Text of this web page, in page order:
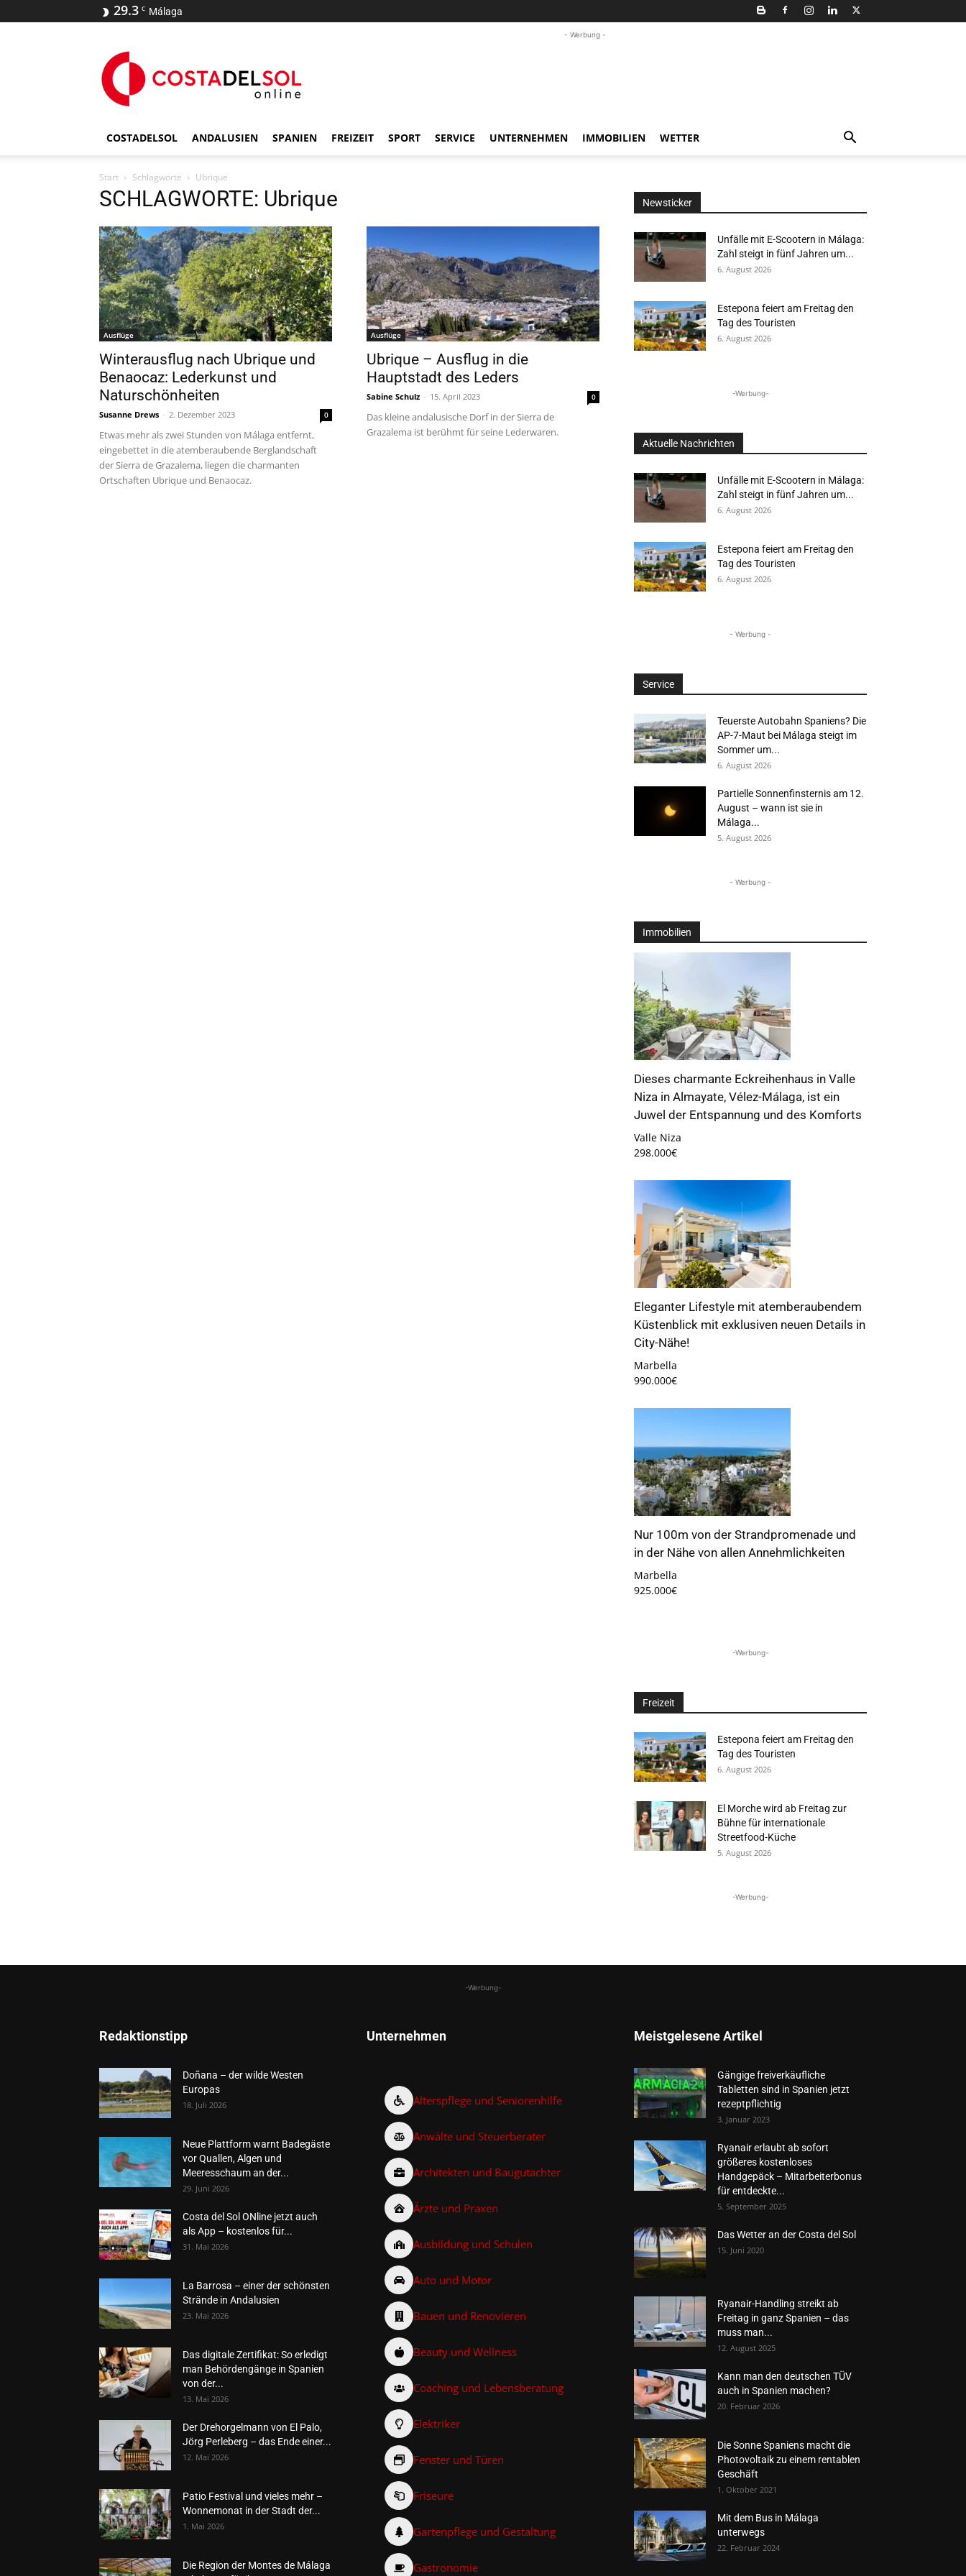
29.3 C Málaga
- Werbung -
COSTADELSOL ANDALUSIEN SPANIEN FREIZEIT SPORT SERVICE UNTERNEHMEN IMMOBILIEN WETTER
Start Schlagworte Ubrique
SCHLAGWORTE: Ubrique
Ausflüge
Winterausflug nach Ubrique und
Benaocaz: Lederkunst und
Naturschönheiten
Susanne Drews - 2. Dezember 2023 0
Etwas mehr als zwei Stunden von Málaga entfernt,
eingebettet in die atemberaubende Berglandschaft
der Sierra de Grazalema, liegen die charmanten
Ortschaften Ubrique und Benaocaz.
Ausflüge
Ubrique – Ausflug in die
Hauptstadt des Leders
Sabine Schulz - 15. April 2023 0
Das kleine andalusische Dorf in der Sierra de
Grazalema ist berühmt für seine Lederwaren.
Newsticker
Unfälle mit E-Scootern in Málaga:
Zahl steigt in fünf Jahren um...
6. August 2026
Estepona feiert am Freitag den
Tag des Touristen
6. August 2026
-Werbung-
Aktuelle Nachrichten
Unfälle mit E-Scootern in Málaga:
Zahl steigt in fünf Jahren um...
6. August 2026
Estepona feiert am Freitag den
Tag des Touristen
6. August 2026
- Werbung -
Service
Teuerste Autobahn Spaniens? Die
AP-7-Maut bei Málaga steigt im
Sommer um...
6. August 2026
Partielle Sonnenfinsternis am 12.
August – wann ist sie in
Málaga...
5. August 2026
- Werbung -
Immobilien
Dieses charmante Eckreihenhaus in Valle
Niza in Almayate, Vélez-Málaga, ist ein
Juwel der Entspannung und des Komforts
Valle Niza
298.000€
Eleganter Lifestyle mit atemberaubendem
Küstenblick mit exklusiven neuen Details in
City-Nähe!
Marbella
990.000€
Nur 100m von der Strandpromenade und
in der Nähe von allen Annehmlichkeiten
Marbella
925.000€
-Werbung-
Freizeit
Estepona feiert am Freitag den
Tag des Touristen
6. August 2026
El Morche wird ab Freitag zur
Bühne für internationale
Streetfood-Küche
5. August 2026
-Werbung-
-Werbung-
Redaktionstipp
Doñana – der wilde Westen
Europas
18. Juli 2026
Neue Plattform warnt Badegäste
vor Quallen, Algen und
Meeresschaum an der...
29. Juni 2026
Costa del Sol ONline jetzt auch
als App – kostenlos für...
31. Mai 2026
La Barrosa – einer der schönsten
Strände in Andalusien
23. Mai 2026
Das digitale Zertifikat: So erledigt
man Behördengänge in Spanien
von der...
13. Mai 2026
Der Drehorgelmann von El Palo,
Jörg Perleberg – das Ende einer...
12. Mai 2026
Patio Festival und vieles mehr –
Wonnemonat in der Stadt der...
1. Mai 2026
Die Region der Montes de Málaga
Unternehmen
Alterspflege und Seniorenhilfe
Anwälte und Steuerberater
Architekten und Baugutachter
Ärzte und Praxen
Ausbildung und Schulen
Auto und Motor
Bauen und Renovieren
Beauty und Wellness
Coaching und Lebensberatung
Elektriker
Fenster und Türen
Friseure
Gartenpflege und Gestaltung
Gastronomie
Meistgelesene Artikel
Gängige freiverkäufliche
Tabletten sind in Spanien jetzt
rezeptpflichtig
3. Januar 2023
Ryanair erlaubt ab sofort
größeres kostenloses
Handgepäck – Mitarbeiterbonus
für entdeckte...
5. September 2025
Das Wetter an der Costa del Sol
15. Juni 2020
Ryanair-Handling streikt ab
Freitag in ganz Spanien – das
muss man...
12. August 2025
Kann man den deutschen TÜV
auch in Spanien machen?
20. Februar 2026
Die Sonne Spaniens macht die
Photovoltaik zu einem rentablen
Geschäft
1. Oktober 2021
Mit dem Bus in Málaga
unterwegs
22. Februar 2024